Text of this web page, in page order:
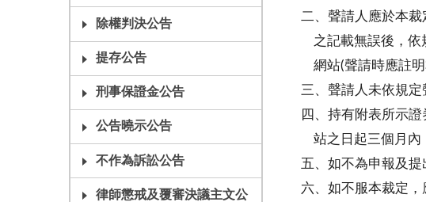
除權判決公告
提存公告
刑事保證金公告
公告曉示公告
不作為訴訟公告
律師懲戒及覆審決議主文公
二、聲請人應於本
之記載無誤後，依
網站(聲請時應註明
三、聲請人未依規定
四、持有附表所示
站之日起三個月內
五、如不為申報及提
六、如不服本裁定